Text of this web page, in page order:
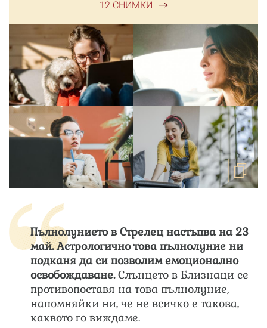
12 СНИМКИ
Пълнолунието в Стрелец настъпва на 23
май. Астрологично това пълнолуние ни
подканя да си позволим емоционално
освобождаване.Слънцето в Близнаци се
противопоставя на това пълнолуние,
напомняйки ни, че не всичко е такова,
каквото го виждаме.